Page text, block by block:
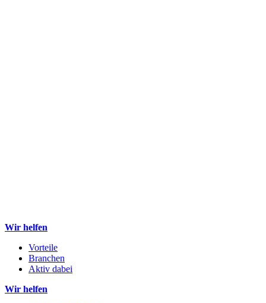
Wir helfen
Vorteile
Branchen
Aktiv dabei
Wir helfen